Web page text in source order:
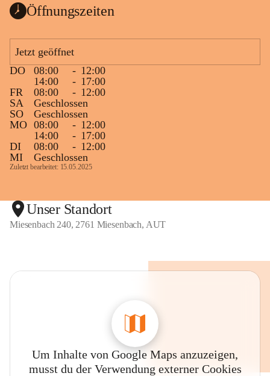
Öffnungszeiten
Jetzt geöffnet
DO
08:00 - 12:00
14:00
- 17:00
FR
08:00 - 12:00
SA
Geschlossen
SO
Geschlossen
MO 08:00 - 12:00
14:00
- 17:00
DI
08:00 - 12:00
MI
Geschlossen
Zuletzt bearbeitet: 15.05.2025
Unser Standort
Miesenbach 240, 2761 Miesenbach, AUT
Um Inhalte von Google Maps anzuzeigen,
musst du der Verwendung externer Cookies